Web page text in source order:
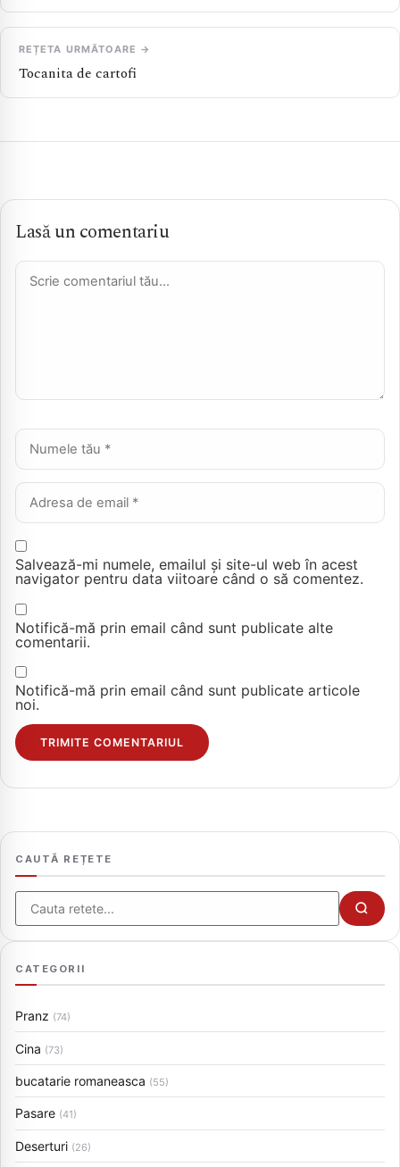
REȚETA URMĂTOARE →
Tocanita de cartofi
Lasă un comentariu
Comentariu *
Nume *
Email *
Salvează-mi numele, emailul și site-ul web în acest
navigator pentru data viitoare când o să comentez.
Notifică-mă prin email când sunt publicate alte
comentarii.
Notifică-mă prin email când sunt publicate articole
noi.
CAUTĂ REȚETE
Cauta
CATEGORII
Pranz (74)
Cina (73)
bucatarie romaneasca (55)
Pasare (41)
Deserturi (26)